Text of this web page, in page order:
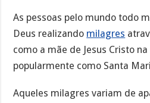
As pessoas pelo mundo todo
Deus realizando milagres
como a mãe de Jesus Cristo
popularmente como Santa
Aqueles milagres variam de